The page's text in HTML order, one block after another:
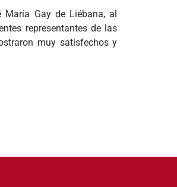
Gay de Liébana, al
representantes de las
muy satisfechos y